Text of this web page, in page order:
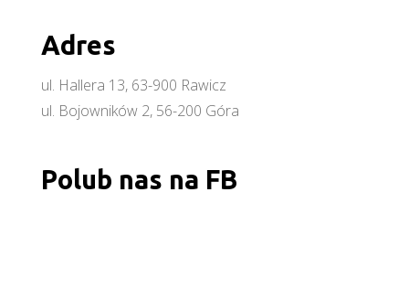
Adres
ul. Hallera 13, 63-900 Rawicz
ul. Bojowników 2, 56-200 Góra
Polub nas na FB